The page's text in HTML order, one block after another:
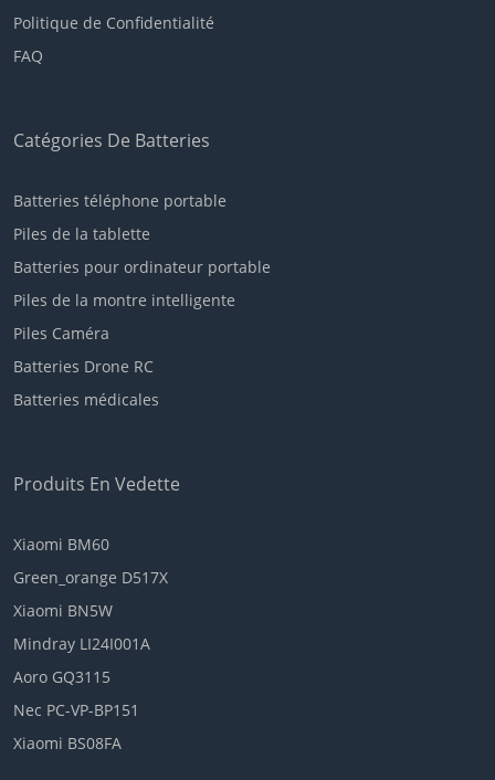
Politique de Confidentialité
FAQ
Catégories De Batteries
Batteries téléphone portable
Piles de la tablette
Batteries pour ordinateur portable
Piles de la montre intelligente
Piles Caméra
Batteries Drone RC
Batteries médicales
Produits En Vedette
Xiaomi BM60
Green_orange D517X
Xiaomi BN5W
Mindray LI24I001A
Aoro GQ3115
Nec PC-VP-BP151
Xiaomi BS08FA